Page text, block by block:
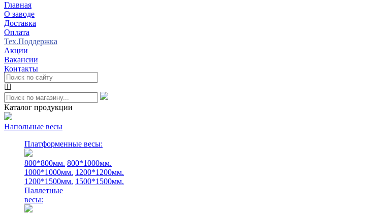
Главная
О заводе
Доставка
Оплата
Тех.Поддержка
Акции
Вакансии
Контакты
Каталог продукции
Напольные весы
Платформенные весы:
800*800мм. 800*1000мм.
1000*1000мм. 1200*1200мм.
1200*1500мм. 1500*1500мм.
Паллетные
весы: